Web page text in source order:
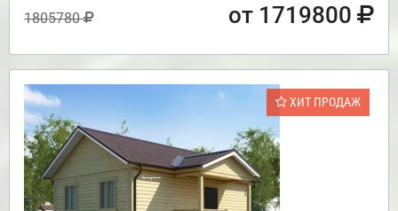
1805780 от 1719800
ХИТ ПРОДАЖ